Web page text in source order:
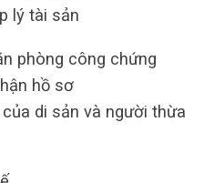
lý tài sản
phòng công chứng
hồ sơ
di sản và người thừa